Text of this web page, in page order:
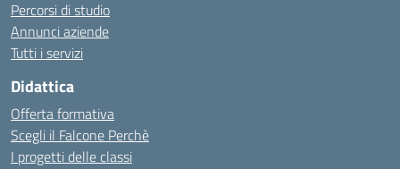
Percorsi di studio
Annunci aziende
Tutti i servizi
Didattica
Offerta formativa
Scegli il Falcone Perchè
I progetti delle classi